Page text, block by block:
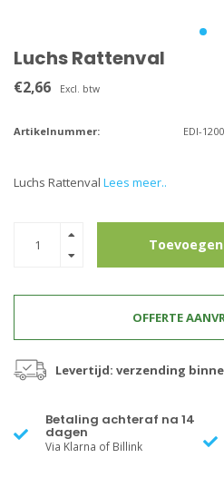
Luchs Rattenval
€2,66 Excl. btw
Artikelnummer: EDI-
Luchs Rattenval Lees meer..
OFFERTE
Levertijd: verzending
Betaling achteraf na 14
dagen
Via Klarna of Billink